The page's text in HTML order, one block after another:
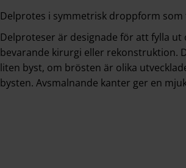
Delprotes i symmetrisk droppform som
Delproteser är designade för att fylla
bevarande kirurgi eller rekonstruktion.
liten byst, om brösten är olika
bysten. Avsmalnande kanter ger en